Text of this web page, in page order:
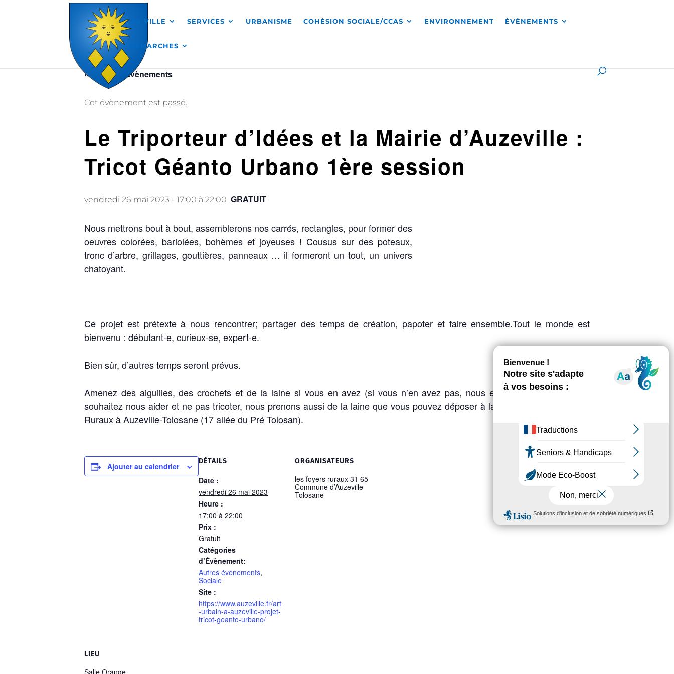
MA VILLE SERVICES URBANISME COHÉSION SOCIALE/CCAS ENVIRONNEMENT ÉVÈNEMENTS
DÉMARCHES
« Tous les Évènements
Cet évènement est passé.
Le Triporteur d’Idées et la Mairie d’Auzeville :
Tricot Géanto Urbano 1ère session
vendredi 26 mai 2023 - 17:00 à 22:00 GRATUIT
Nous mettrons bout à bout, assemblerons nos carrés, rectangles, pour former des
oeuvres colorées, bariolées, bohèmes et joyeuses ! Cousus sur des poteaux,
tronc d’arbre, grillages, gouttières, panneaux … il formeront un tout, un univers
chatoyant.
Ce projet est prétexte à nous rencontrer; partager des temps de création, papoter et faire ensemble.Tout le monde est
bienvenu : débutant-e, curieux-se, expert-e.
Bien sûr, d’autres temps seront prévus.
Amenez des aiguilles, des crochets et de la laine si vous en avez (si vous n’en avez pas, nous en fournissons). Si vous
souhaitez nous aider et ne pas tricoter, nous prenons aussi de la laine que vous pouvez déposer à la Fédération des Foyers
Ruraux à Auzeville-Tolosane (17 allée du Pré Tolosan).
Ajouter au calendrier
DÉTAILS
Date :
vendredi 26 mai 2023
Heure :
17:00 à 22:00
Prix :
Gratuit
Catégories
d’Évènement:
Autres événements,
Sociale
Site :
https://www.auzeville.fr/art
-urbain-a-auzeville-projet-
tricot-geanto-urbano/
ORGANISATEURS
les foyers ruraux 31 65
Commune d’Auzeville-
Tolosane
LIEU
Salle Orange